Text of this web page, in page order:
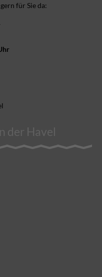
für Sie da:
der Havel